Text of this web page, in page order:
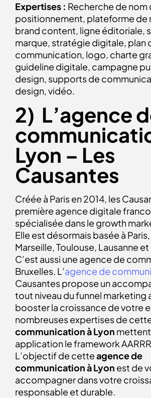
Expertises : Recherche de nom
positionnement, plateforme de
brand content, ligne éditoriale,
marque, stratégie digitale, plan
communication, logo, charte
guideline digitale, campagne
design, supports de
design, vidéo.
2) L’agence
Lyon – Les
Causantes
Créée à Paris en 2014, les
première agence digitale
spécialisée dans le growth
Elle est désormais basée à
Marseille, Toulouse, Lausanne
C’est aussi une agence de
Bruxelles. L’agence de
Causantes propose un
tout niveau du funnel marketing
booster la croissance de votre
nombreuses expertises de
communication à Lyon
application le framework
L’objectif de cetteagence de
communication à Lyon est de
accompagner dans votre
responsable et durable.